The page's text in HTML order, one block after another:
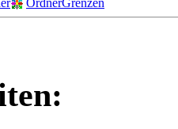
OrdnerGrenzen